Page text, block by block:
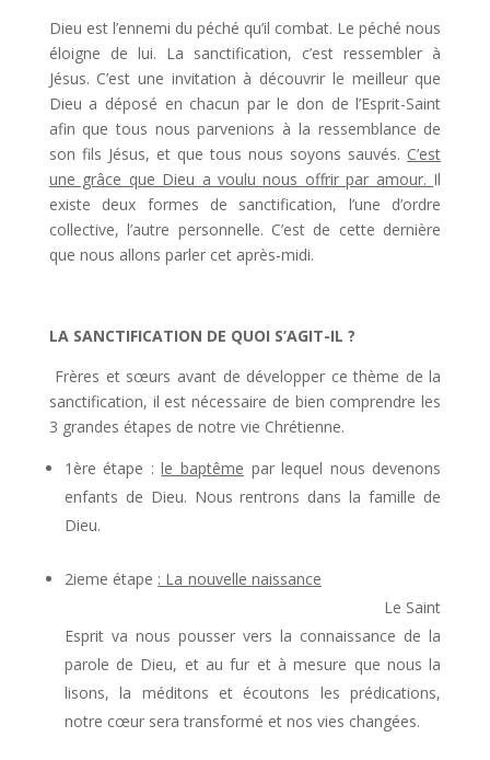
Dieu est l’ennemi du péché qu’il combat. Le péché nous
éloigne de lui. La sanctification, c’est ressembler à
Jésus. C’est une invitation à découvrir le meilleur que
Dieu a déposé en chacun par le don de l’Esprit-Saint
afin que tous nous parvenions à la ressemblance de
son fils Jésus, et que tous nous soyons sauvés. C’est
une grâce que Dieu a voulu nous offrir par amour. Il
existe deux formes de sanctification, l’une d’ordre
collective, l’autre personnelle. C’est de cette dernière
que nous allons parler cet après-midi.
LA SANCTIFICATION DE QUOI S’AGIT-IL ?
Frères et sœurs avant de développer ce thème de la
sanctification, il est nécessaire de bien comprendre les
3 grandes étapes de notre vie Chrétienne.
1ère étape :le baptême par lequel nous devenons
enfants de Dieu. Nous rentrons dans la famille de
Dieu.
2ieme étape : La nouvelle naissance
Le Saint
Esprit va nous pousser vers la connaissance de la
parole de Dieu, et au fur et à mesure que nous la
lisons, la méditons et écoutons les prédications,
notre cœur sera transformé et nos vies changées.